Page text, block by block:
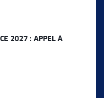
2027 : APPEL À